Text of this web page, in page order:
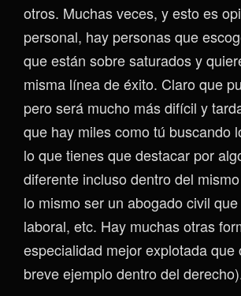
otros. Muchas veces, y esto es
personal, hay personas que
que están sobre saturados y
misma línea de éxito. Claro que
pero será mucho más difícil y
que hay miles como tú buscando
lo que tienes que destacar por
diferente incluso dentro del
lo mismo ser un abogado civil
laboral, etc. Hay muchas otras
especialidad mejor explotada que
breve ejemplo dentro del